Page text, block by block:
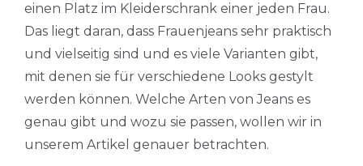
einen Platz im Kleiderschrank einer jeden Frau.
Das liegt daran, dass Frauenjeans sehr praktisch
und vielseitig sind und es viele Varianten gibt,
mit denen sie für verschiedene Looks gestylt
werden können. Welche Arten von Jeans es
genau gibt und wozu sie passen, wollen wir in
unserem Artikel genauer betrachten.